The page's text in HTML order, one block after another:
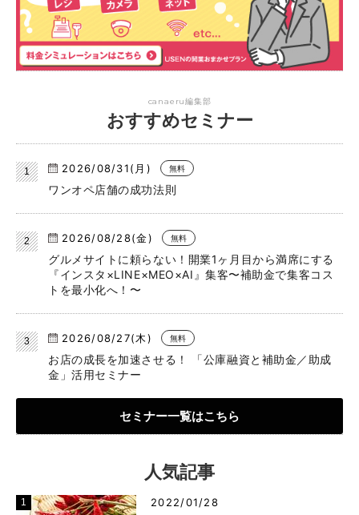
canaeru編集部
おすすめセミナー
2026/08/31(月) 無料
ワンオペ店舗の成功法則
2026/08/28(金) 無料
グルメサイトに頼らない！開業1ヶ月目から満席にする
『インスタ×LINE×MEO×AI』集客〜補助金で集客コス
トを最小化へ！〜
2026/08/27(木) 無料
お店の成長を加速させる！ 「公庫融資と補助金／助成
金」活用セミナー
セミナー一覧はこちら
人気記事
2022/01/28